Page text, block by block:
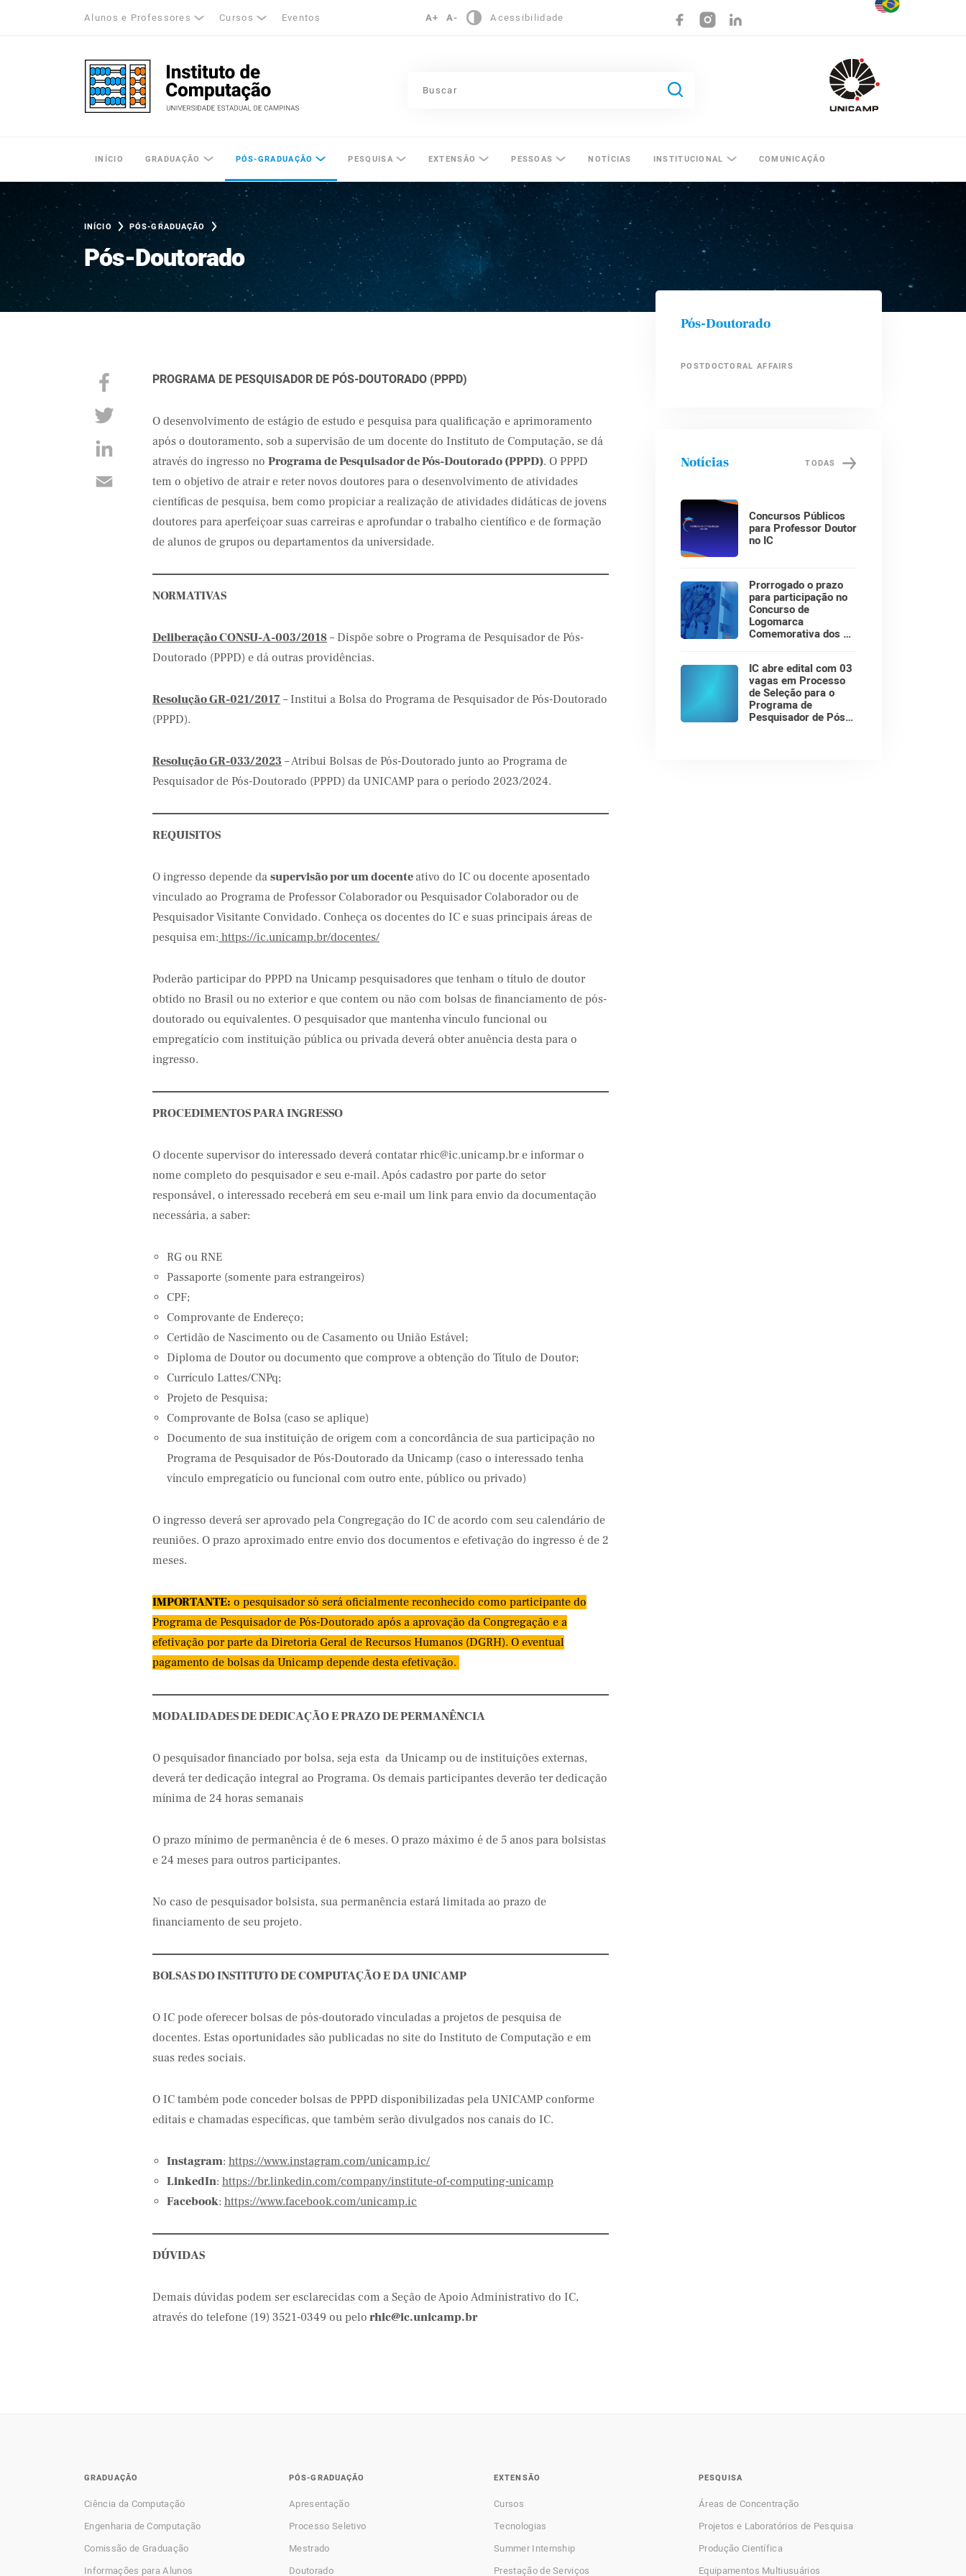
Alunos e Professores Cursos Eventos A+ A- Acessibilidade
Unicamp - Universidade Estadual de Campinas
INÍCIO GRADUAÇÃO PÓS-GRADUAÇÃO PESQUISA EXTENSÃO PESSOAS NOTÍCIAS INSTITUCIONAL COMUNICAÇÃO
INÍCIO PÓS-GRADUAÇÃO
Pós-Doutorado
PROGRAMA DE PESQUISADOR DE PÓS-DOUTORADO (PPPD)
O desenvolvimento de estágio de estudo e pesquisa para qualificação e aprimoramento
após o doutoramento, sob a supervisão de um docente do Instituto de Computação, se dá
através do ingresso no Programa de Pesquisador de Pós-Doutorado (PPPD). O PPPD
tem o objetivo de atrair e reter novos doutores para o desenvolvimento de atividades
científicas de pesquisa, bem como propiciar a realização de atividades didáticas de jovens
doutores para aperfeiçoar suas carreiras e aprofundar o trabalho científico e de formação
de alunos de grupos ou departamentos da universidade.
NORMATIVAS
Deliberação CONSU-A-003/2018 – Dispõe sobre o Programa de Pesquisador de Pós-
Doutorado (PPPD) e dá outras providências.
Resolução GR-021/2017 – Institui a Bolsa do Programa de Pesquisador de Pós-Doutorado
(PPPD).
Resolução GR-033/2023 – Atribui Bolsas de Pós-Doutorado junto ao Programa de
Pesquisador de Pós-Doutorado (PPPD) da UNICAMP para o período 2023/2024.
REQUISITOS
O ingresso depende da supervisão por um docenteativo do IC ou docente aposentado
vinculado ao Programa de Professor Colaborador ou Pesquisador Colaborador ou de
Pesquisador Visitante Convidado. Conheça os docentes do IC e suas principais áreas de
pesquisa em: https://ic.unicamp.br/docentes/
Poderão participar do PPPD na Unicamp pesquisadores que tenham o título de doutor
obtido no Brasil ou no exterior e que contem ou não com bolsas de financiamento de pós-
doutorado ou equivalentes. O pesquisador que mantenha vínculo funcional ou
empregatício com instituição pública ou privada deverá obter anuência desta para o
ingresso.
PROCEDIMENTOS PARA INGRESSO
O docente supervisor do interessado deverá contatar rhic@ic.unicamp.br e informar o
nome completo do pesquisador e seu e-mail. Após cadastro por parte do setor
responsável, o interessado receberá em seu e-mail um link para envio da documentação
necessária, a saber:
RG ou RNE
Passaporte (somente para estrangeiros)
CPF;
Comprovante de Endereço;
Certidão de Nascimento ou de Casamento ou União Estável;
Diploma de Doutor ou documento que comprove a obtenção do Título de Doutor;
Currículo Lattes/CNPq;
Projeto de Pesquisa;
Comprovante de Bolsa (caso se aplique)
Documento de sua instituição de origem com a concordância de sua participação no
Programa de Pesquisador de Pós-Doutorado da Unicamp (caso o interessado tenha
vínculo empregatício ou funcional com outro ente, público ou privado)
O ingresso deverá ser aprovado pela Congregação do IC de acordo com seu calendário de
reuniões. O prazo aproximado entre envio dos documentos e efetivação do ingresso é de 2
meses.
IMPORTANTE: o pesquisador só será oficialmente reconhecido como participante do
Programa de Pesquisador de Pós-Doutorado após a aprovação da Congregação e a
efetivação por parte da Diretoria Geral de Recursos Humanos (DGRH). O eventual
pagamento de bolsas da Unicamp depende desta efetivação.
MODALIDADES DE DEDICAÇÃO E PRAZO DE PERMANÊNCIA
O pesquisador financiado por bolsa, seja esta da Unicamp ou de instituições externas,
deverá ter dedicação integral ao Programa. Os demais participantes deverão ter dedicação
mínima de 24 horas semanais
O prazo mínimo de permanência é de 6 meses. O prazo máximo é de 5 anos para bolsistas
e 24 meses para outros participantes.
No caso de pesquisador bolsista, sua permanência estará limitada ao prazo de
financiamento de seu projeto.
BOLSAS DO INSTITUTO DE COMPUTAÇÃO E DA UNICAMP
O IC pode oferecer bolsas de pós-doutorado vinculadas a projetos de pesquisa de
docentes. Estas oportunidades são publicadas no site do Instituto de Computação e em
suas redes sociais.
O IC também pode conceder bolsas de PPPD disponibilizadas pela UNICAMP conforme
editais e chamadas específicas, que também serão divulgados nos canais do IC.
Instagram: https://www.instagram.com/unicamp.ic/
LinkedIn: https://br.linkedin.com/company/institute-of-computing-unicamp
Facebook: https://www.facebook.com/unicamp.ic
DÚVIDAS
Demais dúvidas podem ser esclarecidas com a Seção de Apoio Administrativo do IC,
através do telefone (19) 3521-0349 ou pelo rhic@ic.unicamp.br
Pós-Doutorado
POSTDOCTORAL AFFAIRS
Notícias TODAS
Concursos Públicos
para Professor Doutor
no IC
Prorrogado o prazo
para participação no
Concurso de
Logomarca
Comemorativa dos 30
IC abre edital com 03
vagas em Processo
de Seleção para o
Programa de
Pesquisador de Pós-
GRADUAÇÃO
Ciência da Computação
Engenharia de Computação
Comissão de Graduação
Informações para Alunos
PÓS-GRADUAÇÃO
Apresentação
Processo Seletivo
Mestrado
Doutorado
EXTENSÃO
Cursos
Tecnologias
Summer Internship
Prestação de Serviços
PESQUISA
Áreas de Concentração
Projetos e Laboratórios de Pesquisa
Produção Científica
Equipamentos Multiusuários